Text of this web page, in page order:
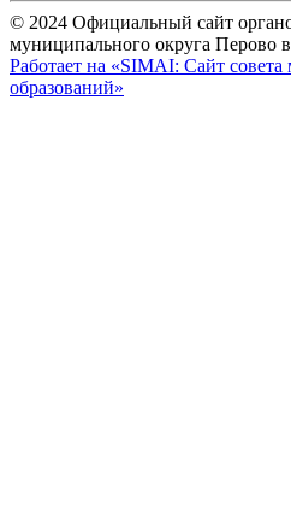
© 2024 Официальный сайт
муниципального округа Перово
Работает на «SIMAI: Сайт
образований»